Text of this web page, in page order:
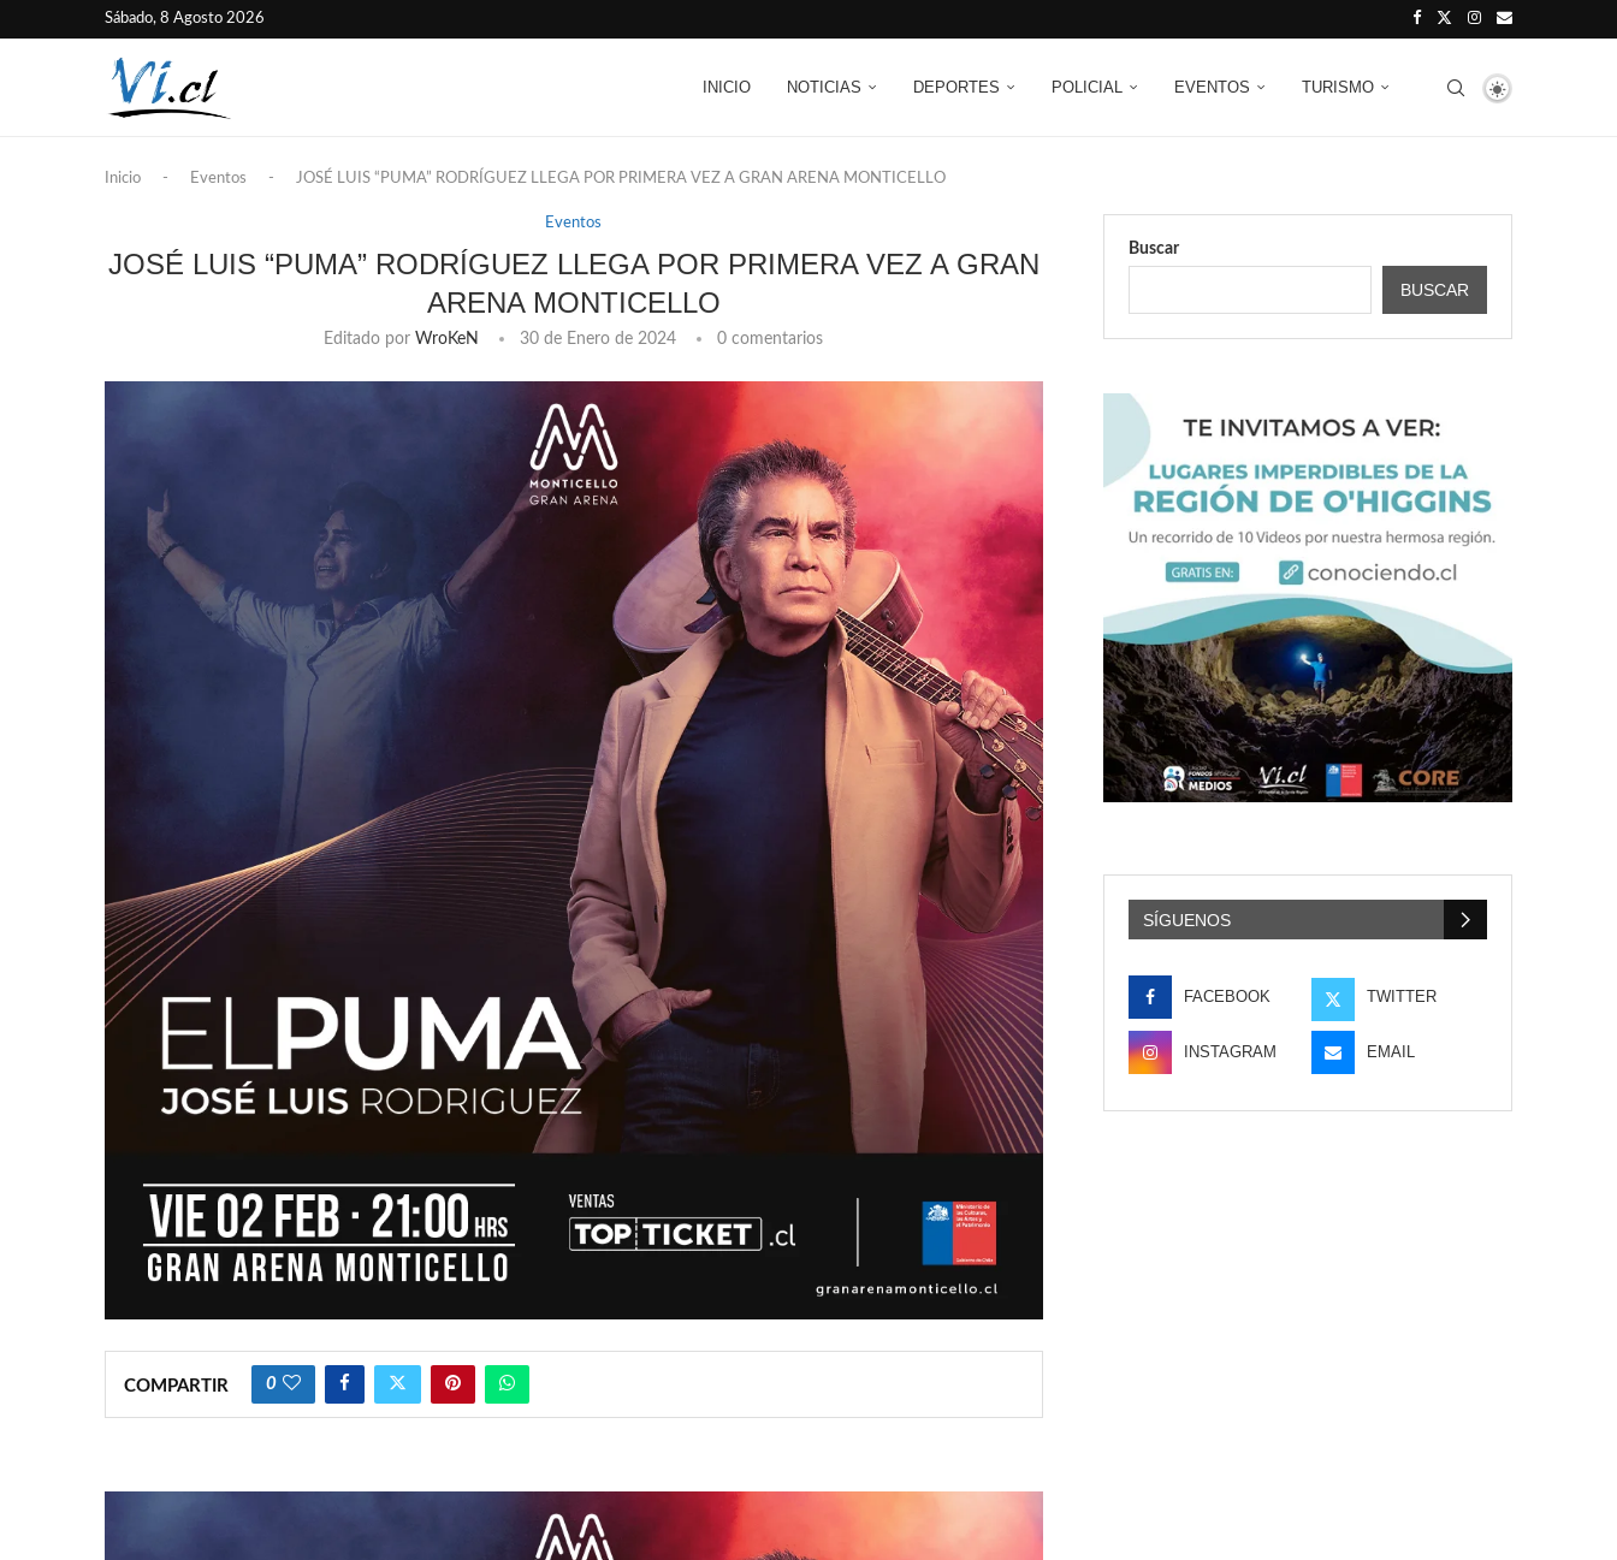
Sábado, 8 Agosto 2026
INICIO NOTICIAS DEPORTES POLICIAL EVENTOS TURISMO
Inicio - Eventos - JOSÉ LUIS “PUMA” RODRÍGUEZ LLEGA POR PRIMERA VEZ A GRAN ARENA MONTICELLO
Eventos
JOSÉ LUIS “PUMA” RODRÍGUEZ LLEGA POR PRIMERA VEZ A GRAN
ARENA MONTICELLO
Editado por WroKeN 30 de Enero de 2024 0 comentarios
COMPARTIR 0
Buscar
BUSCAR
SÍGUENOS
FACEBOOK TWITTER
INSTAGRAM EMAIL